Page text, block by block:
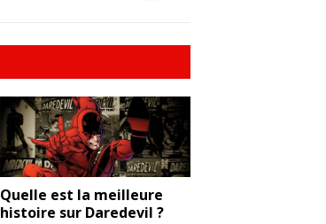
Quelle est la meilleure
histoire sur Daredevil ?